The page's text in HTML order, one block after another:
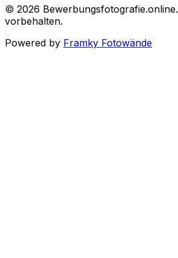
© 2026 Bewerbungsfotografie.online.
vorbehalten.
Powered by Framky Fotowände